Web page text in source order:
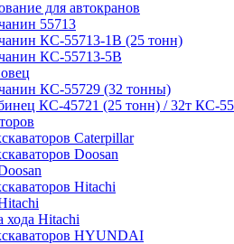
для автокранов
55713
КС-55713-1В (25 тонн)
КС-55713-5В
КС-55729 (32 тонны)
КС-45721 (25 тонн) / 32т КС-
Caterpillar
Doosan
Hitachi
хода Hitachi
HYUNDAI